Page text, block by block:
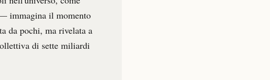
immagina il momento
da pochi, ma rivelata a
di sette miliardi